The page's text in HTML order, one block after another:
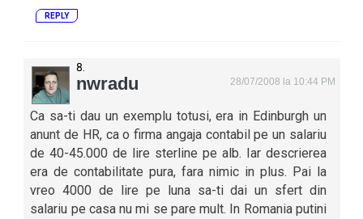
REPLY
nwradu 28/07/2008 la 10:44 PM
Ca sa-ti dau un exemplu totusi, era in Edinburgh un
anunt de HR, ca o firma angaja contabil pe un salariu
de 40-45.000 de lire sterline pe alb. Iar descrierea
era de contabilitate pura, fara nimic in plus. Pai la
vreo 4000 de lire pe luna sa-ti dai un sfert din
salariu pe casa nu mi se pare mult. In Romania putini